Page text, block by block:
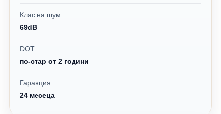
Клас на шум:
69dB
DOT:
по-стар от 2 години
Гаранция:
24 месеца